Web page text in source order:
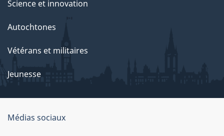
Science et innovation
Autochtones
Vétérans et militaires
Jeunesse
À
Médias sociaux